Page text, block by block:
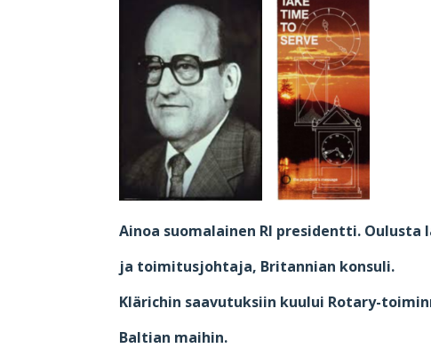
Ainoa suomalainen RI presidentti.
ja toimitusjohtaja, Britannian konsuli.
Klärichin saavutuksiin kuului Rotary-
Baltian maihin.